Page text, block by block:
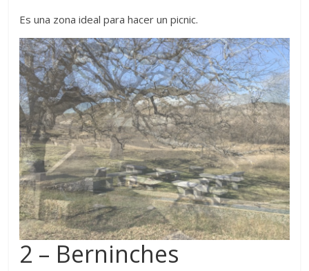
Es una zona ideal para hacer un picnic.
2 – Berninches